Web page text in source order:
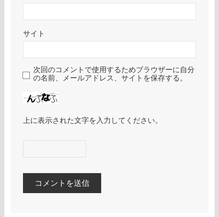
サイト
次回のコメントで使用するためブラウザーに自分
の名前、メールアドレス、サイトを保存する。
上に表示された文字を入力してください。